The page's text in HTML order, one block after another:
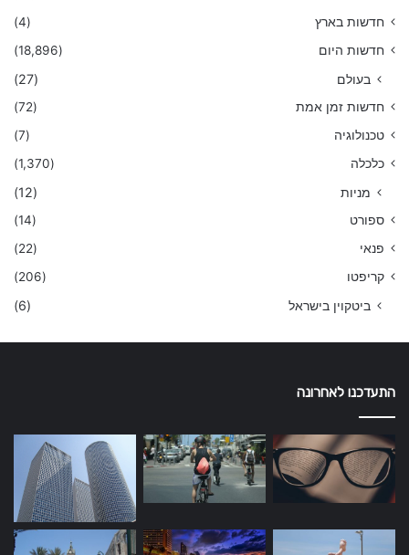
חדשות בארץ
(4)
חדשות היום
(18,896)
בעולם (27)
חדשות זמן אמת
(72)
טכנולוגיה
(7)
כלכלה
(1,370)
מניות (12)
ספורט
(14)
פנאי
(22)
קריפטו
(206)
ביטקוין בישראל (6)
התעדכנו לאחרונה